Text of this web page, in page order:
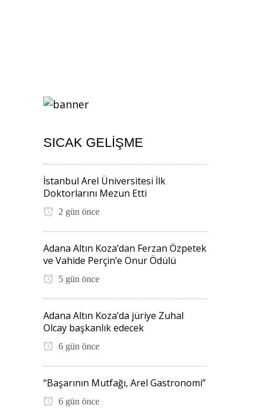
SICAK GELIŞME
İstanbul Arel Üniversitesi İlk
Doktorlarını Mezun Etti
2 gün önce
Adana Altın Koza’dan Ferzan Özpetek
ve Vahide Perçin’e Onur Ödülü
5 gün önce
Adana Altın Koza’da jüriye Zuhal
Olcay başkanlık edecek
6 gün önce
“Başarının Mutfağı, Arel Gastronomi”
6 gün önce